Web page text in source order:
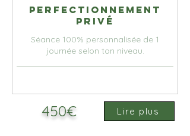
Perfectionnement
privé
Séance 100% personnalisée de 1
journée selon ton niveau.
450€ Lire plus